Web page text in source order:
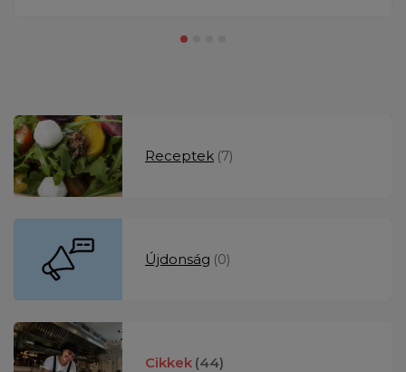
Receptek (7)
Újdonság (0)
Cikkek (44)